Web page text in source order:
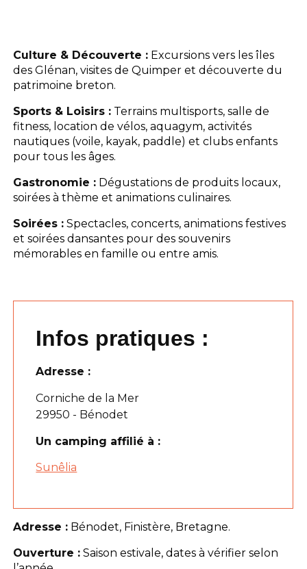
Culture & Découverte : Excursions vers les îles
des Glénan, visites de Quimper et découverte du
patrimoine breton.
Sports & Loisirs : Terrains multisports, salle de
fitness, location de vélos, aquagym, activités
nautiques (voile, kayak, paddle) et clubs enfants
pour tous les âges.
Gastronomie : Dégustations de produits locaux,
soirées à thème et animations culinaires.
Soirées : Spectacles, concerts, animations festives
et soirées dansantes pour des souvenirs
mémorables en famille ou entre amis.
Infos pratiques :
Adresse :
Corniche de la Mer
29950 - Bénodet
Un camping affilié à :
Sunêlia
Adresse : Bénodet, Finistère, Bretagne.
Ouverture : Saison estivale, dates à vérifier selon